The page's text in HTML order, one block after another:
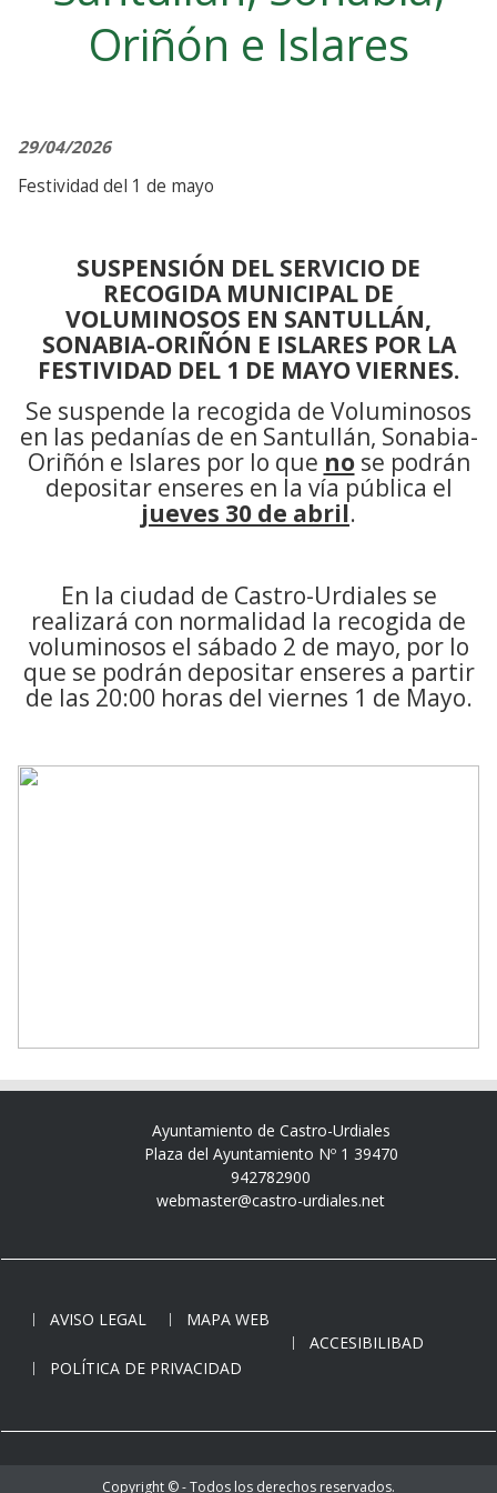
Oriñón e Islares
29/04/2026
Festividad del 1 de mayo
SUSPENSIÓN DEL SERVICIO DE
RECOGIDA MUNICIPAL DE
VOLUMINOSOS EN SANTULLÁN,
SONABIA-ORIÑÓN E ISLARES POR LA
FESTIVIDAD DEL 1 DE MAYO VIERNES.
Se suspende la recogida de Voluminosos
en las pedanías de en Santullán, Sonabia-
Oriñón e Islares por lo que nose podrán
depositar enseres en la vía pública el
jueves 30 de abril.
En la ciudad de Castro-Urdiales se
realizará con normalidad la recogida de
voluminosos el sábado 2 de mayo, por lo
que se podrán depositar enseres a partir
de las 20:00 horas del viernes 1 de Mayo.
Ayuntamiento de Castro-Urdiales
Plaza del Ayuntamiento Nº 1 39470
942782900
webmaster@castro-urdiales.net
AVISO LEGAL
MAPA WEB
ACCESIBILIBAD
POLÍTICA DE PRIVACIDAD
Copyright © - Todos los derechos reservados.